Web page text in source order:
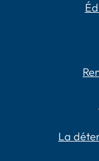
La